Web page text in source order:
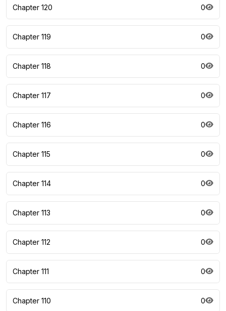
Chapter 120 0
Chapter 119 0
Chapter 118 0
Chapter 117 0
Chapter 116 0
Chapter 115 0
Chapter 114 0
Chapter 113 0
Chapter 112 0
Chapter 111 0
Chapter 110 0